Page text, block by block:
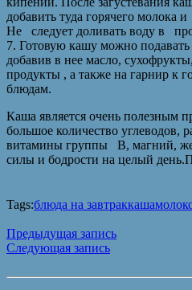
добавить туда горячего молока
Не следует доливать воду в
7. Готовую кашу можно подавать
добавив в нее масло,
продукты , а также на гарнир к
блюдам.
Каша является очень полезным
большое количество углеводов,
витамины группы В, магний,
силы и бодрости на целый
Tags:блюда на завтраккаша
Предыдущая запись
Следующая запись